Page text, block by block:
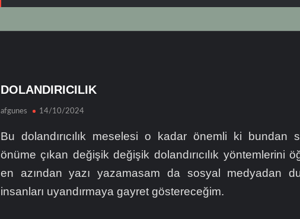
DOLANDIRICILIK
afgunes 14/10/2024
Bu dolandırıcılık meselesi o kadar önemli ki bundan
önüme çıkan değişik değişik dolandırıcılık yöntemlerini
en azından yazı yazamasam da sosyal medyadan
insanları uyandırmaya gayret göstereceğim.